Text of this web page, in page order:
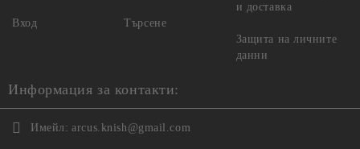
Вход Търсене
и доставка
Защита на личните
данни
Информация за контакти:
Имейл: arcus.knish@gmail.com